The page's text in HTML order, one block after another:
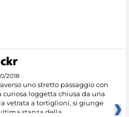
2018
uno stretto passaggio con
curiosa loggetta chiusa da una
vetrata a tortiglioni, si giunge
stanza della